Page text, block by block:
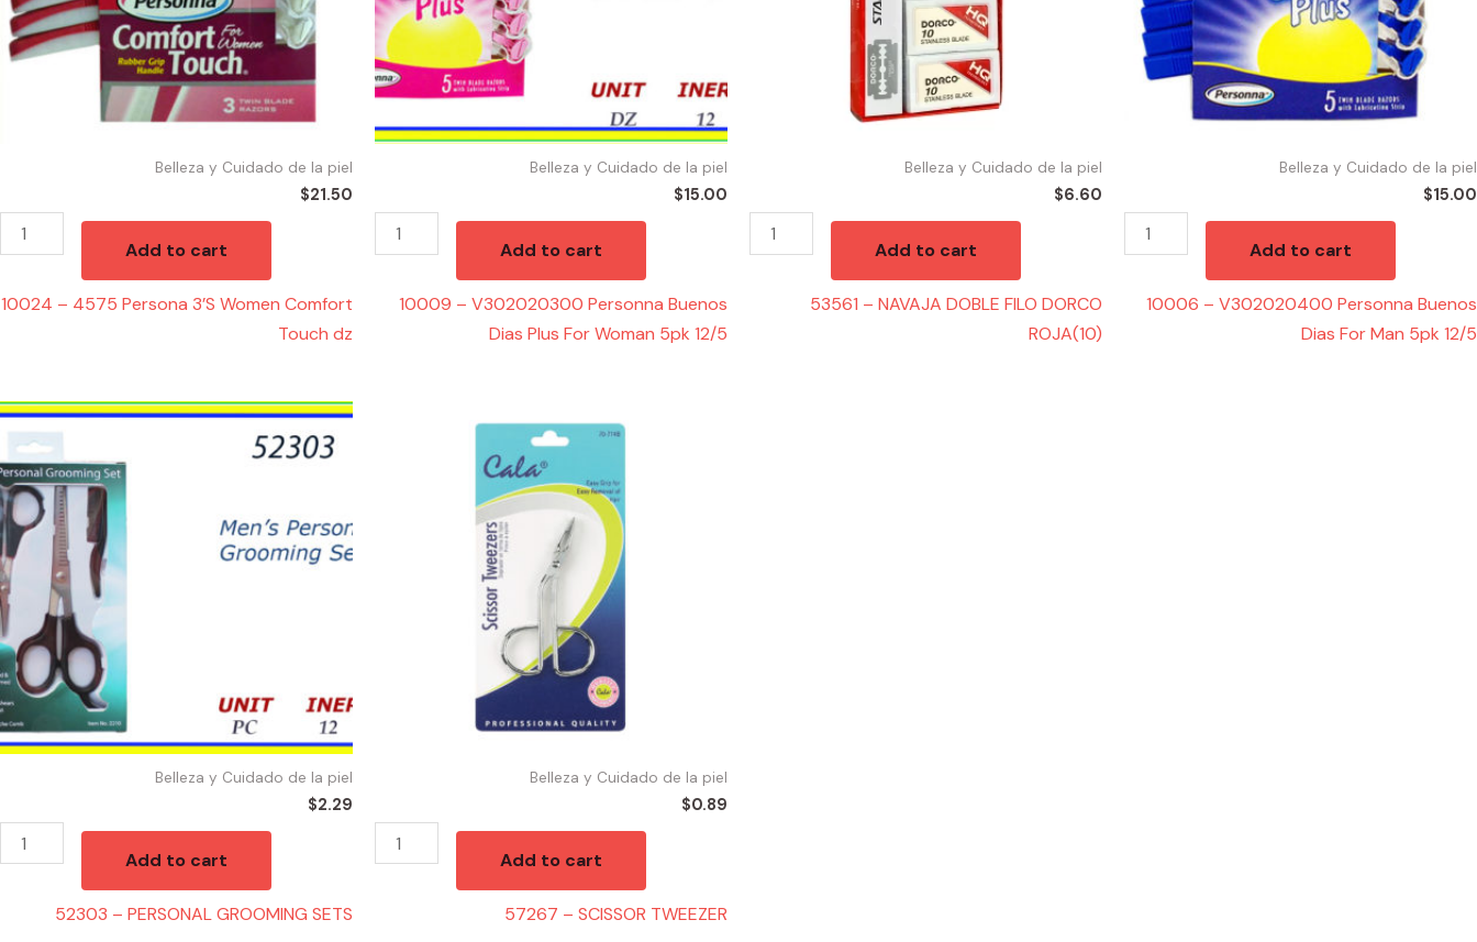
Belleza y Cuidado de la piel
$21.50
Touch
dz
Add to cart
10024 – 4575 Persona 3’S Women Comfort
Touch dz
Belleza y Cuidado de la piel
$15.00
For
Woman
5pk
12/5
quantity
Add to cart
10009 – V302020300 Personna Buenos
Dias Plus For Woman 5pk 12/5
Belleza y Cuidado de la piel
$6.60
Add to cart
53561 – NAVAJA DOBLE FILO DORCO
ROJA(10)
Belleza y Cuidado de la piel
$15.00
Man
5pk
12/5
Add to cart
10006 – V302020400 Personna Buenos
Dias For Man 5pk 12/5
Belleza y Cuidado de la piel
$2.29
52303
PERSONAL
GROOMING
SETS
quantity
Add to cart
52303 – PERSONAL GROOMING SETS
Belleza y Cuidado de la piel
$0.89
Add to cart
57267 – SCISSOR TWEEZER